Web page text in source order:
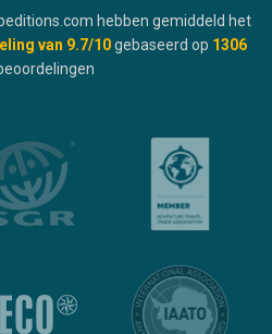
hebben gemiddeld het
van 9.7/10 gebaseerd op 1306